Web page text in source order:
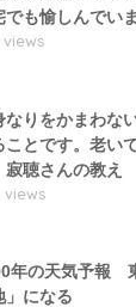
でも愉しんでいま
views
なりをかまわな
ことです。老い
寂聴さんの教え
views
年の天気予報
」になる